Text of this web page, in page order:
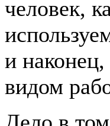
человек,
и
видом